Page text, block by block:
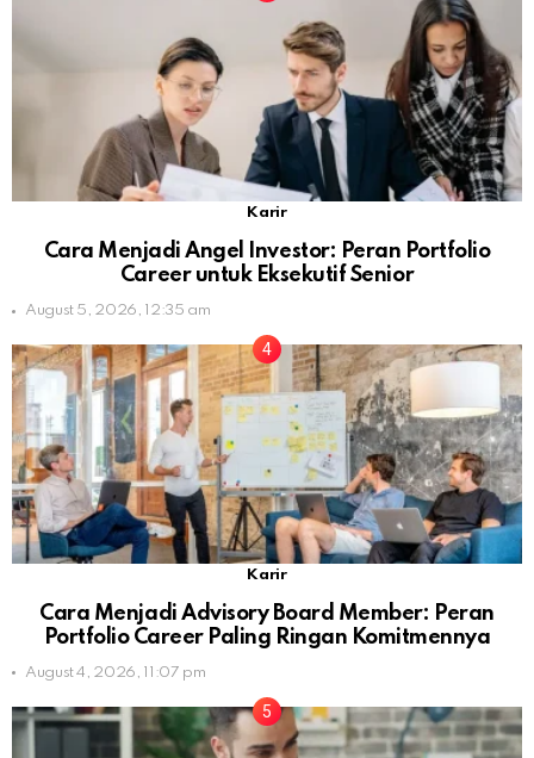
Karir
Cara Menjadi Angel Investor: Peran Portfolio
Career untuk Eksekutif Senior
August 5, 2026, 12:35 am
Karir
Cara Menjadi Advisory Board Member: Peran
Portfolio Career Paling Ringan Komitmennya
August 4, 2026, 11:07 pm